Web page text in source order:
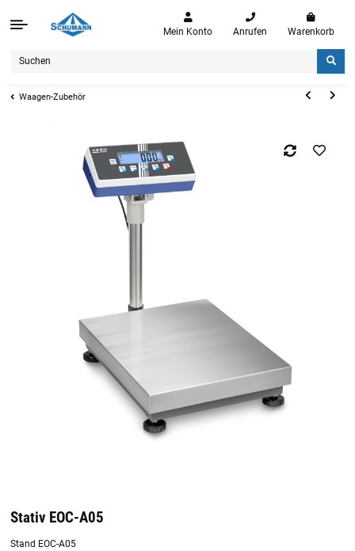
Mein Konto Anrufen Warenkorb
Waagen-Zubehör
Stativ EOC-A05
Stand EOC-A05